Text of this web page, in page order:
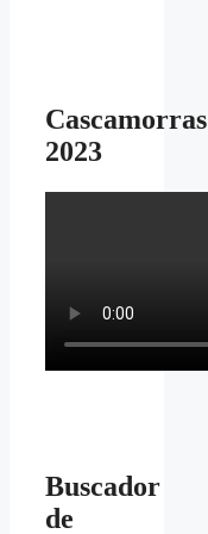
Cascamorras
2023
Buscador
de